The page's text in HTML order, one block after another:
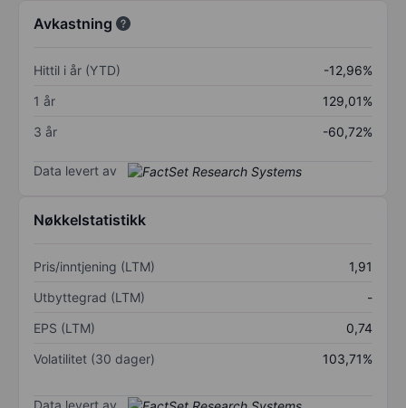
Avkastning
Hittil i år (YTD)
-12,96%
1 år
129,01%
3 år
-60,72%
Data levert av
Nøkkelstatistikk
Pris/inntjening (LTM)
1,91
Utbyttegrad (LTM)
-
EPS (LTM)
0,74
Volatilitet (30 dager)
103,71%